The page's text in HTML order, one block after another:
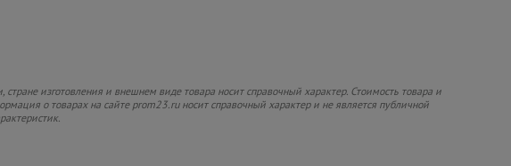
изготовления и внешнем виде товара носит справочный характер. Стоимость товара и
о товарах на сайте prom23.ru носит справочный характер и не является публичной